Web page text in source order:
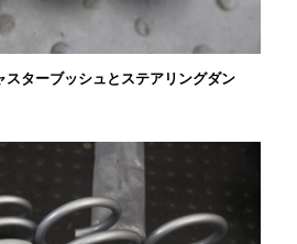
ターブッシュとステアリングダン